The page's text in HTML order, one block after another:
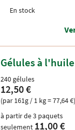
En stock
Gélules à
240 gélules
12,50 €
(par 161g / 1 kg = 77,64 €)
à partir de 3 paquets
seulement 11,00 €